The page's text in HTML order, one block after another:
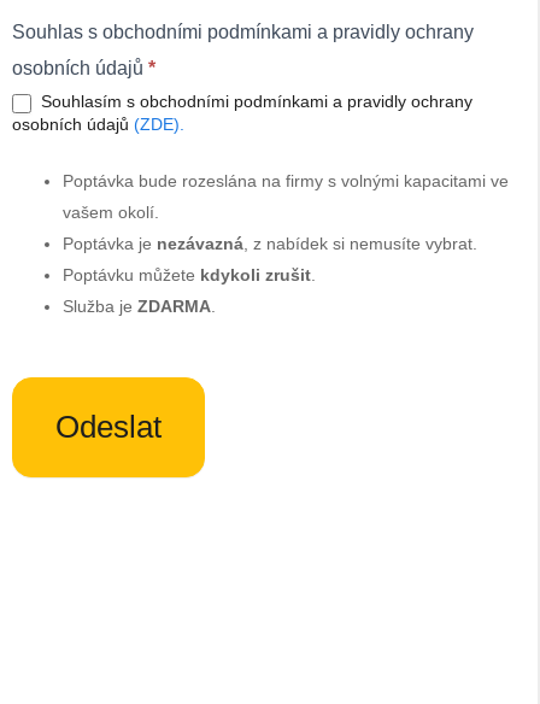
Souhlas s obchodními podmínkami a pravidly ochrany
osobních údajů *
Souhlasím s obchodními podmínkami a pravidly ochrany
osobních údajů (ZDE).
Poptávka bude rozeslána na firmy s volnými kapacitami ve
vašem okolí.
Poptávka je nezávazná , z nabídek si nemusíte vybrat.
Poptávku můžete kdykoli zrušit
Služba je ZDARMA
Odeslat